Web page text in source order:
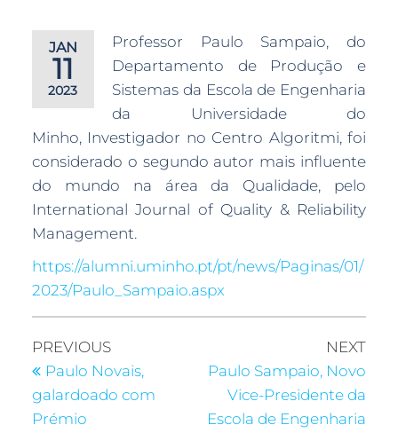
JAN
11
2023
Professor Paulo Sampaio, do
Departamento de Produção e
Sistemas da Escola de Engenharia
da Universidade do
Minho, Investigador no Centro Algoritmi, foi
considerado o segundo autor mais influente
do mundo na área da Qualidade, pelo
International Journal of Quality & Reliability
Management.
https://alumni.uminho.pt/pt/news/Paginas/01/
2023/Paulo_Sampaio.aspx
PREVIOUS
Paulo Novais,
galardoado com
Prémio
NEXT
Paulo Sampaio, Novo
Vice-Presidente da
Escola de Engenharia